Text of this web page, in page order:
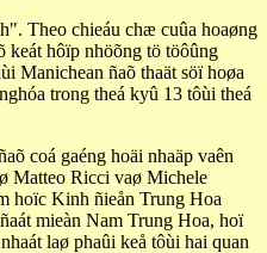
Theo chieáu chæ cuûa hoaøng
keát hôïp nhöõng tö töôûng
Manichean ñaõ thaät söï hoøa
trong theá kyû 13 tôùi theá
coá gaéng hoäi nhaäp vaên
Matteo Ricci vaø Michele
hoïc Kinh ñieån Trung Hoa
mieàn Nam Trung Hoa, hoï
laø phaûi keå tôùi hai quan